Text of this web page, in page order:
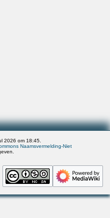
2026 om 18:45.
Naamsvermelding-Niet